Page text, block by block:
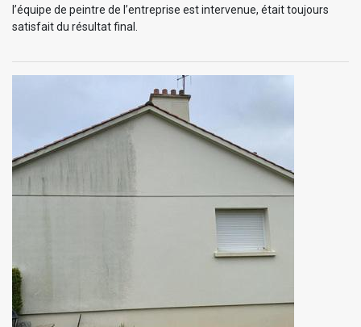
l’équipe de peintre de l’entreprise est intervenue, était toujours
satisfait du résultat final.